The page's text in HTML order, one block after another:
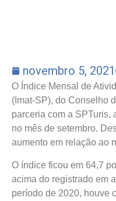
novembro 5, 2021
O Índice Mensal de
(Imat-SP), do Conselho
parceria com a SPTuris,
no mês de setembro.
aumento em relação ao
O índice ficou em 64,7
acima do registrado em
período de 2020, houve